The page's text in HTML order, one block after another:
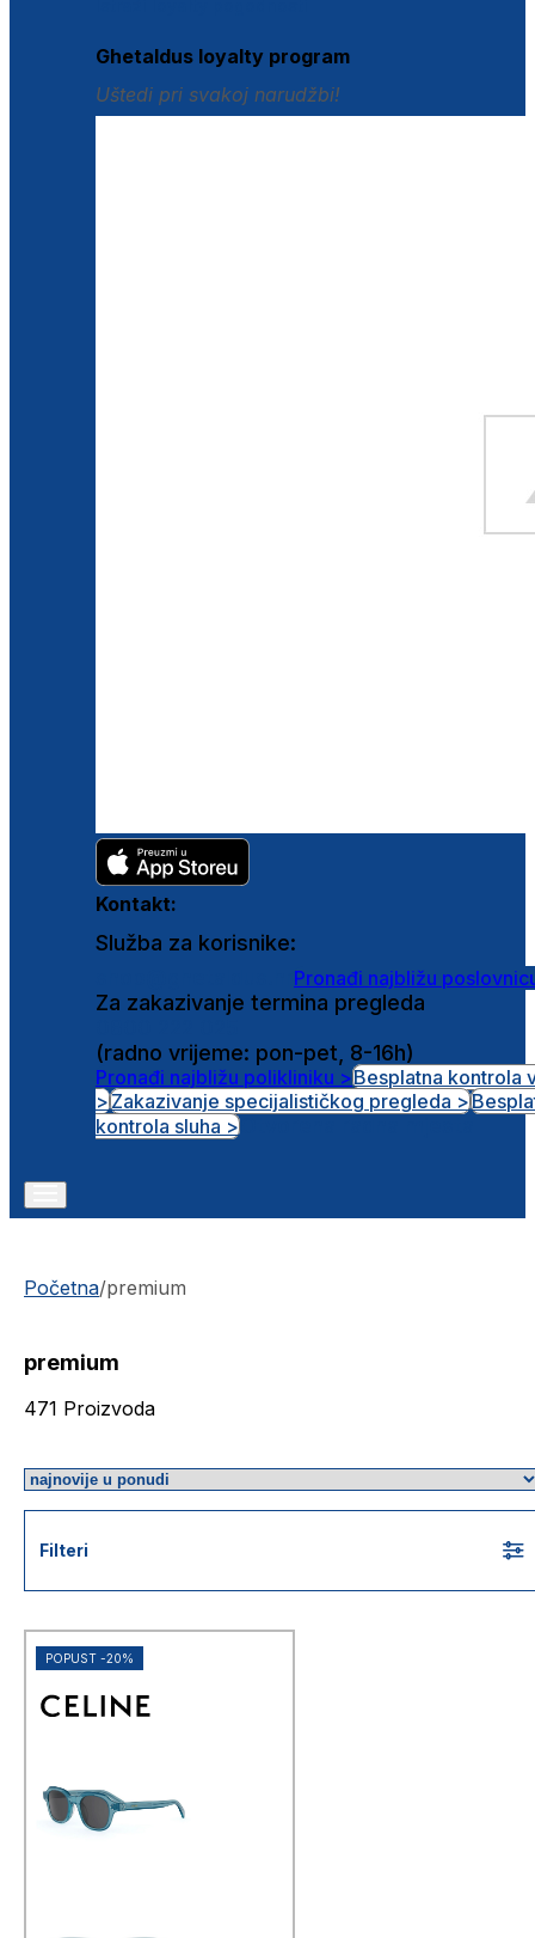
Ghetaldus loyalty program
Uštedi pri svakoj narudžbi!
Kontakt:
Služba za korisnike:
Pronađi najbližu
Za zakazivanje termina pregleda
(radno vrijeme: pon-pet, 8-16h)
Pronađi najbližu polikliniku >Besplatna kontrola
>Zakazivanje specijalističkog pregleda >
kontrola sluha >
Početna/premium
premium
471 Proizvoda
Filteri
POPUST -20%